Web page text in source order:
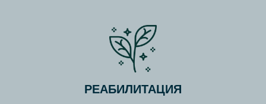
РЕАБИЛИТАЦИЯ